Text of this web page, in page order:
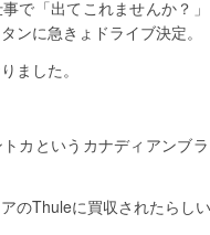
で「出てこれませんか？
ンに急きょドライブ決定。
ました。
カというカナディアンブ
のThuleに買収されたらしい